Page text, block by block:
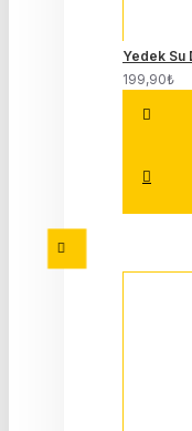
199,90₺